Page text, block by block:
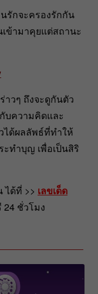
กจะครองรักกัน
ข้ามาคุยแต่สถานะ
าวๆ ถึงจะดูกันตัว
บความคิดและ
ได้ผลลัพธ์ที่ทำให้
ทำบุญ เพื่อเป็นสิริ
ได้ที่ >> เลขเด็ด
24 ชั่วโมง